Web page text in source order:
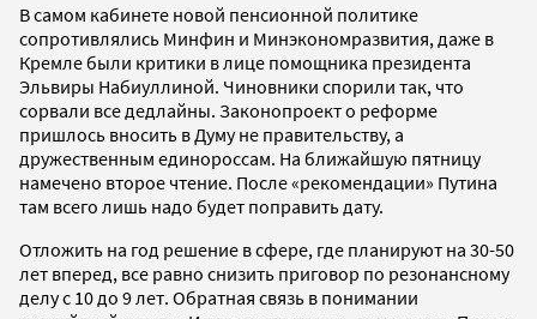
В самом кабинете новой пенсионной политике
сопротивлялись Минфин и Минэкономразвития, даже в
Кремле были критики в лице помощника президента
Эльвиры Набиуллиной. Чиновники спорили так, что
сорвали все дедлайны. Законопроект о реформе
пришлось вносить в Думу не правительству, а
дружественным единороссам. На ближайшую пятницу
намечено второе чтение. После «рекомендации» Путина
там всего лишь надо будет поправить дату.
Отложить на год решение в сфере, где планируют на 30-50
лет вперед, все равно снизить приговор по резонансному
делу с 10 до 9 лет. Обратная связь в понимании